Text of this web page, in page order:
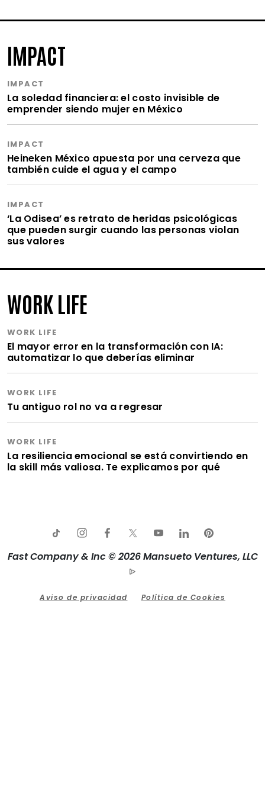
IMPACT
IMPACT
La soledad financiera: el costo invisible de
emprender siendo mujer en México
IMPACT
Heineken México apuesta por una cerveza que
también cuide el agua y el campo
IMPACT
‘La Odisea’ es retrato de heridas psicológicas
que pueden surgir cuando las personas violan
sus valores
WORK LIFE
WORK LIFE
El mayor error en la transformación con IA:
automatizar lo que deberías eliminar
WORK LIFE
Tu antiguo rol no va a regresar
WORK LIFE
La resiliencia emocional se está convirtiendo en
la skill más valiosa. Te explicamos por qué
Fast Company & Inc © 2026 Mansueto Ventures, LLC
Aviso de privacidad Política de Cookies